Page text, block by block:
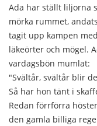
Ada har ställt liljorna
mörka rummet,
tagit upp kampen
läkeörter och mögel.
vardagsbön mumlat:
"Svältår, svältår blir
Så har hon tänt i
Redan förrförra
den gamla billiga